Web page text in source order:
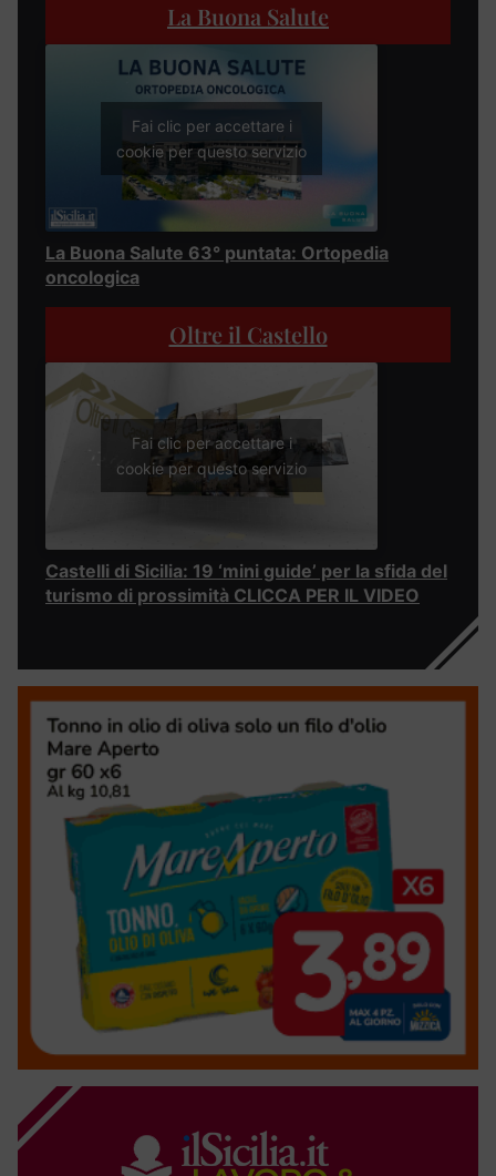
La Buona Salute
Fai clic per accettare i
cookie per questo servizio
La Buona Salute 63° puntata: Ortopedia
oncologica
Oltre il Castello
Fai clic per accettare i
cookie per questo servizio
Castelli di Sicilia: 19 ‘mini guide’ per la sfida del
turismo di prossimità CLICCA PER IL VIDEO